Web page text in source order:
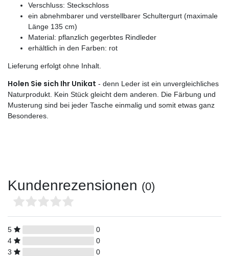
Verschluss: Steckschloss
ein abnehmbarer und verstellbarer Schultergurt (maximale
Länge 135 cm)
Material: pflanzlich gegerbtes Rindleder
erhältlich in den Farben: rot
Lieferung erfolgt ohne Inhalt.
Holen Sie sich Ihr Unikat - denn Leder ist ein unvergleichliches
Naturprodukt. Kein Stück gleicht dem anderen. Die Färbung und
Musterung sind bei jeder Tasche einmalig und somit etwas ganz
Besonderes.
Kundenrezensionen (0)
5
0
4
0
3
0